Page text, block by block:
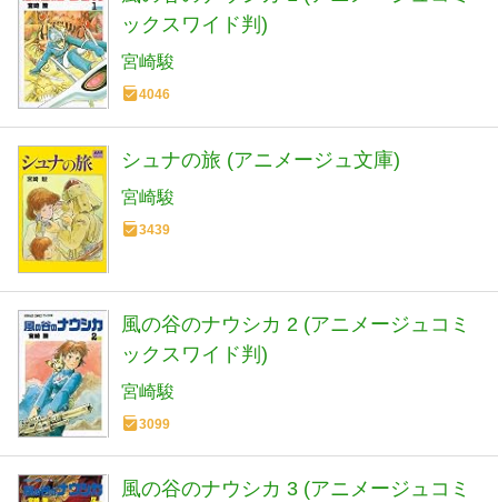
ックスワイド判)
宮崎駿
4046
シュナの旅 (アニメージュ文庫)
宮崎駿
3439
風の谷のナウシカ 2 (アニメージュコミ
ックスワイド判)
宮崎駿
3099
風の谷のナウシカ 3 (アニメージュコミ